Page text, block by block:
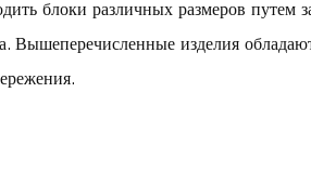
блоки различных размеров
Вышеперечисленные изделия